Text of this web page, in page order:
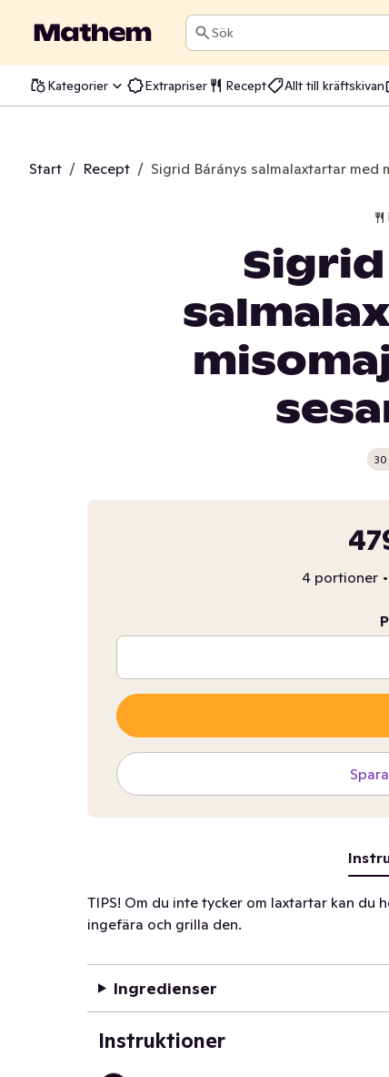
Sök
Kategorier Extrapriser Recept Allt till kräftskivan
Start / Recept / Sigrid Báránys salmalaxtartar med
4 portioner •
TIPS! Om du inte tycker om laxtartar kan du
ingefära och grilla den.
Ingredienser
Instruktioner